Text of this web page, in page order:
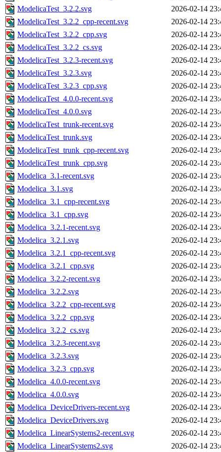
ModelicaTest_3.2.2.svg
2026-02-14
ModelicaTest_3.2.2_cpp-recent.svg
2026-02-14
ModelicaTest_3.2.2_cpp.svg
2026-02-14
ModelicaTest_3.2.2_cs.svg
2026-02-14
ModelicaTest_3.2.3-recent.svg
2026-02-14
ModelicaTest_3.2.3.svg
2026-02-14
ModelicaTest_3.2.3_cpp.svg
2026-02-14
ModelicaTest_4.0.0-recent.svg
2026-02-14
ModelicaTest_4.0.0.svg
2026-02-14
ModelicaTest_trunk-recent.svg
2026-02-14
ModelicaTest_trunk.svg
2026-02-14
ModelicaTest_trunk_cpp-recent.svg
2026-02-14
ModelicaTest_trunk_cpp.svg
2026-02-14
Modelica_3.1-recent.svg
2026-02-14
Modelica_3.1.svg
2026-02-14
Modelica_3.1_cpp-recent.svg
2026-02-14
Modelica_3.1_cpp.svg
2026-02-14
Modelica_3.2.1-recent.svg
2026-02-14
Modelica_3.2.1.svg
2026-02-14
Modelica_3.2.1_cpp-recent.svg
2026-02-14
Modelica_3.2.1_cpp.svg
2026-02-14
Modelica_3.2.2-recent.svg
2026-02-14
Modelica_3.2.2.svg
2026-02-14
Modelica_3.2.2_cpp-recent.svg
2026-02-14
Modelica_3.2.2_cpp.svg
2026-02-14
Modelica_3.2.2_cs.svg
2026-02-14
Modelica_3.2.3-recent.svg
2026-02-14
Modelica_3.2.3.svg
2026-02-14
Modelica_3.2.3_cpp.svg
2026-02-14
Modelica_4.0.0-recent.svg
2026-02-14
Modelica_4.0.0.svg
2026-02-14
Modelica_DeviceDrivers-recent.svg
2026-02-14
Modelica_DeviceDrivers.svg
2026-02-14
Modelica_LinearSystems2-recent.svg
2026-02-14
Modelica_LinearSystems2.svg
2026-02-14